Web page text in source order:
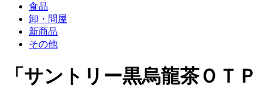
食品
卸・問屋
新商品
その他
「サントリー黒烏龍茶ＯＴＰ